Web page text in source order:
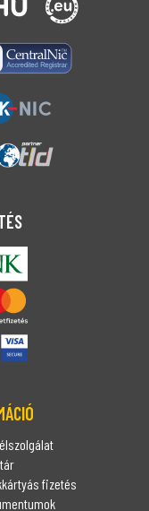
fizetés